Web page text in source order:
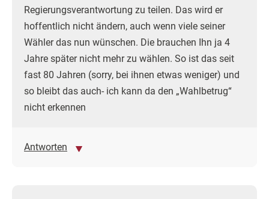
Regierungsverantwortung zu teilen. Das wird er
hoffentlich nicht ändern, auch wenn viele seiner
Wähler das nun wünschen. Die brauchen Ihn ja 4
Jahre später nicht mehr zu wählen. So ist das seit
fast 80 Jahren (sorry, bei ihnen etwas weniger) und
so bleibt das auch- ich kann da den „Wahlbetrug“
nicht erkennen
Antworten